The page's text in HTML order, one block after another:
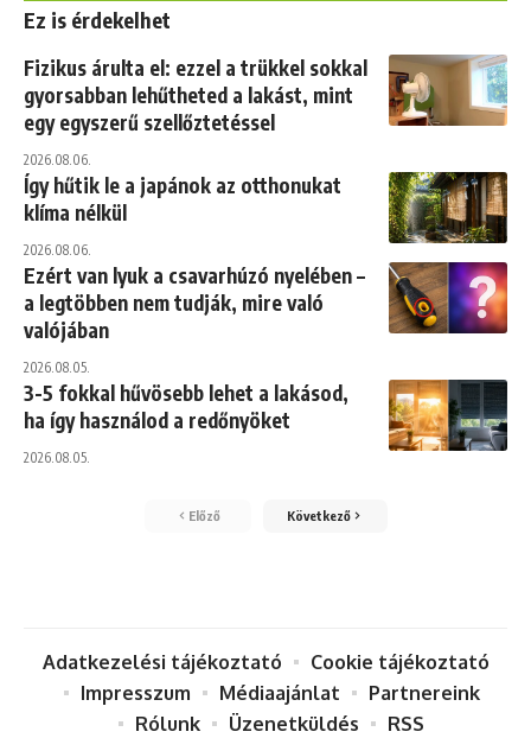
Ez is érdekelhet
Fizikus árulta el: ezzel a trükkel sokkal
gyorsabban lehűtheted a lakást, mint
egy egyszerű szellőztetéssel
2026.08.06.
Így hűtik le a japánok az otthonukat
klíma nélkül
2026.08.06.
Ezért van lyuk a csavarhúzó nyelében –
a legtöbben nem tudják, mire való
valójában
2026.08.05.
3-5 fokkal hűvösebb lehet a lakásod,
ha így használod a redőnyöket
2026.08.05.
Előző Következő
Adatkezelési tájékoztató
Cookie tájékoztató
Impresszum
Médiaajánlat
Partnereink
Rólunk
Üzenetküldés RSS